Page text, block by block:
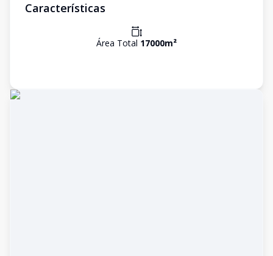
Características
Área Total 17000m²